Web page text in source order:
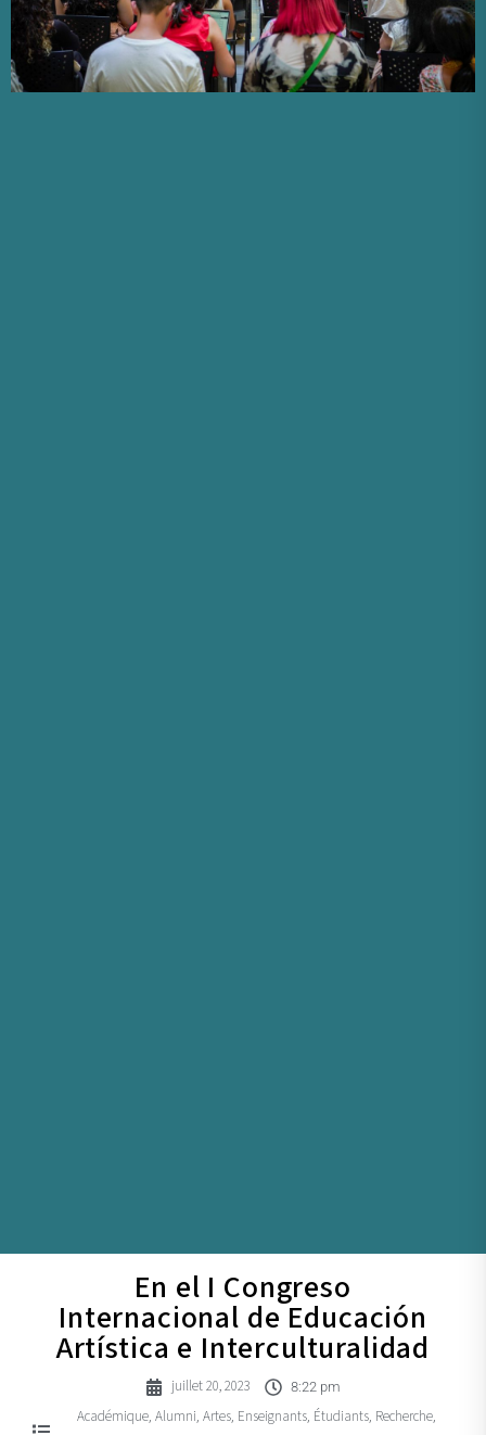
En el I Congreso
Internacional de Educación
Artística e Interculturalidad
juillet 20, 2023 8:22 pm
Académique, Alumni, Artes, Enseignants, Étudiants, Recherche,